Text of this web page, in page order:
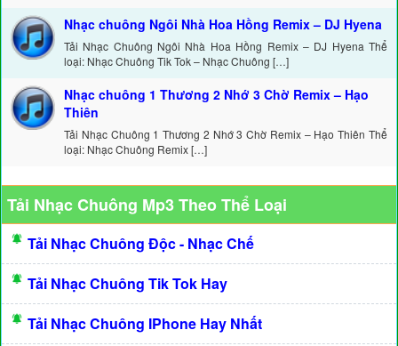
Nhạc chuông Ngôi Nhà Hoa Hồng Remix – DJ Hyena
Tải Nhạc Chuông Ngôi Nhà Hoa Hồng Remix – DJ Hyena Thể
loại: Nhạc Chuông Tik Tok – Nhạc Chuông […]
Nhạc chuông 1 Thương 2 Nhớ 3 Chờ Remix – Hạo
Thiên
Tải Nhạc Chuông 1 Thương 2 Nhớ 3 Chờ Remix – Hạo Thiên Thể
loại: Nhạc Chuông Remix […]
Tải Nhạc Chuông Mp3 Theo Thể Loại
Tải Nhạc Chuông Độc - Nhạc Chế
Tải Nhạc Chuông Tik Tok Hay
Tải Nhạc Chuông IPhone Hay Nhất